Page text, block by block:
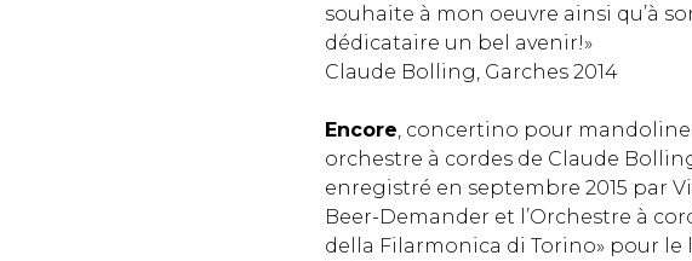
souhaite à mon oeuvre ainsi qu’à
dédicataire un bel avenir!»
Claude Bolling, Garches 2014
Encore , concertino pour
orchestre à cordes de Claude
enregistré en septembre 2015 par
Beer-Demander et l’Orchestre à
della Filarmonica di Torino» pour le